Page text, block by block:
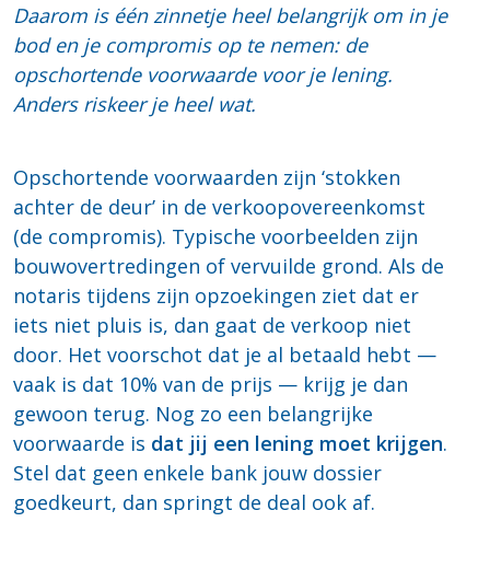
Daarom is één zinnetje heel belangrijk om in je
bod en je compromis op te nemen: de
opschortende voorwaarde voor je lening.
Anders riskeer je heel wat.
Opschortende voorwaarden zijn ‘stokken
achter de deur’ in de verkoopovereenkomst
(de compromis). Typische voorbeelden zijn
bouwovertredingen of vervuilde grond. Als de
notaris tijdens zijn opzoekingen ziet dat er
iets niet pluis is, dan gaat de verkoop niet
door. Het voorschot dat je al betaald hebt —
vaak is dat 10% van de prijs — krijg je dan
gewoon terug. Nog zo een belangrijke
voorwaarde is dat jij een lening moet krijgen.
Stel dat geen enkele bank jouw dossier
goedkeurt, dan springt de deal ook af.